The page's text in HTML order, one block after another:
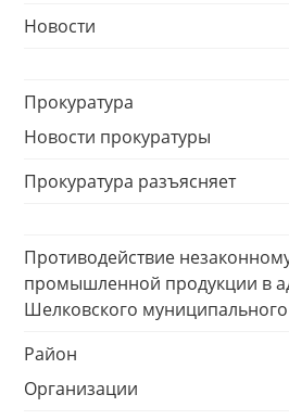
Новости
Прокуратура
Новости прокуратуры
Прокуратура разъясняет
Противодействие
промышленной продукции в
Шелковского
Район
Организации